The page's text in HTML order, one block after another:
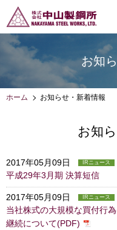
お知
ホーム お知らせ・新着情報
お知
2017年05月09日 IRニュース
平成29年3月期 決算短信
2017年05月09日 IRニュース
当社株式の大規模な買付行
継続について(PDF)